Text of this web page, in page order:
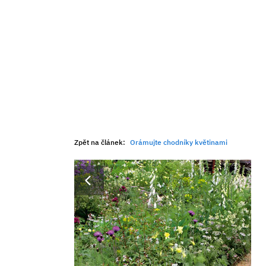
Zpět na článek: Orámujte chodníky květinami